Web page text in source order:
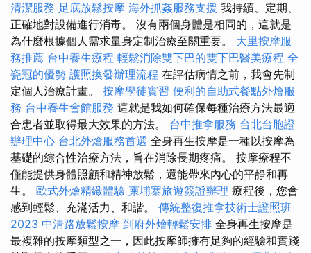
清潔服務 足底放鬆按摩 海外抓姦服務支援 我持續、定期、
正確地對設備進行消毒。 沒有兩個身體是相同的，這就是
為什麼根據個人需求量身定制治療至關重要。 大里按摩服
務推薦 台中養生療程 輕鬆消除雙下巴的雙下巴醫美療程 全
瓷冠的優勢 護照換發辦理流程 在評估病情之前，我會先制
定個人治療計畫。 按摩學徒實習 便利的自助式餐點外燴服
務 台中養生會館服務 這就是我如何確保每種治療方法最適
合患者並取得最大效果的方法。 台中推拿服務 台北台胞證
辦理中心 台北外燴服務首選 全身再生按摩是一種以按摩為
基礎的綜合性治療方法，旨在消除長期疼痛。 按摩療程不
僅能提供身體照顧和精神放鬆，還能帶來內心的平靜和再
生。 歐式外燴精緻體驗 柬埔寨旅遊簽證辦理 療程後，您會
感到輕鬆、充滿活力、和諧。 傳統整復推拿技術士證照班
2023 中清路放鬆按摩 到府外燴輕鬆安排 全身再生按摩是
最複雜的按摩類型之一，因此按摩師擁有足夠的經驗和實踐